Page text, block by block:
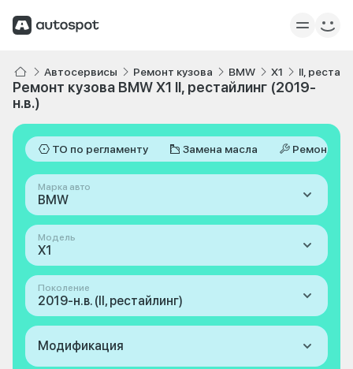
Автосервисы Ремонт кузова BMW X1 II,
Ремонт кузова BMW X1 II, рестайлинг (2019-
н.в.)
ТО по регламенту Замена масла Ремонт
Марка авто
BMW
Модель
X1
Поколение
2019-н.в. (II, рестайлинг)
Модификация